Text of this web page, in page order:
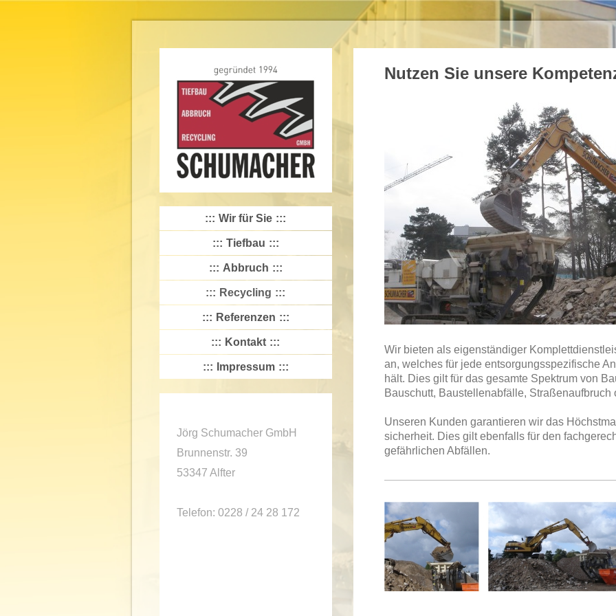
Wir für Sie
Tiefbau
Abbruch
Recycling
Referenzen
Kontakt
Impressum
Jörg Schumacher GmbH
Brunnenstr. 39
53347 Alfter
Telefon: 0228 / 24 28 172
Nutzen Sie unsere
Wir bieten als eigenständiger
an, welches für jede entsorgungsspezifische
hält. Dies gilt für das gesamte Spektrum von
Bauschutt, Baustellenabfälle, Straßenaufbruch
Unseren Kunden garantieren wir das
sicherheit. Dies gilt ebenfalls für den
gefährlichen Abfällen.